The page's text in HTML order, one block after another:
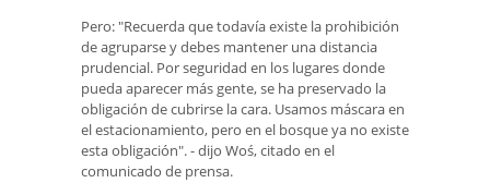
Pero: "Recuerda que todavía existe la prohibición
de agruparse y debes mantener una distancia
prudencial. Por seguridad en los lugares donde
pueda aparecer más gente, se ha preservado la
obligación de cubrirse la cara. Usamos máscara en
el estacionamiento, pero en el bosque ya no existe
esta obligación". - dijo Woś, citado en el
comunicado de prensa.